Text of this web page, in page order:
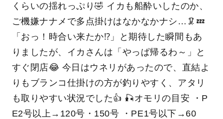
くらいの揺れっぷり🤣 イカも船酔いしたのか、
ご機嫌ナナメで多点掛けはなかなかナシ…🦑💤
「おっ！時合い来たか⁉️」と期待した瞬間もあ
りましたが、イカさんは「やっぱ帰るわ～」と
すぐ閉店😂 今日はウネリがあったので、直結よ
りもブランコ仕掛けの方が釣りやすく、アタリ
も取りやすい状況でした👍 🎣オモリの目安 ・P
E2号以上→120号・150号 ・PE1号以下→60